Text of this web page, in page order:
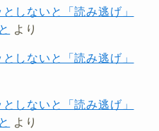
しないと「読み逃げ」
より
しないと「読み逃げ」
しないと「読み逃げ」
より